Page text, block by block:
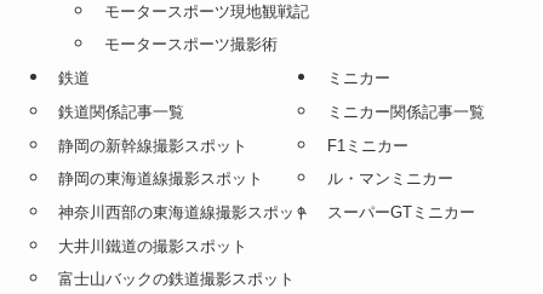
モータースポーツ現地観戦記
モータースポーツ撮影術
鉄道
鉄道関係記事一覧
静岡の新幹線撮影スポット
静岡の東海道線撮影スポット
神奈川西部の東海道線撮影スポット
大井川鐵道の撮影スポット
富士山バックの鉄道撮影スポット
ミニカー
ミニカー関係記事一覧
F1ミニカー
ル・マンミニカー
スーパーGTミニカー